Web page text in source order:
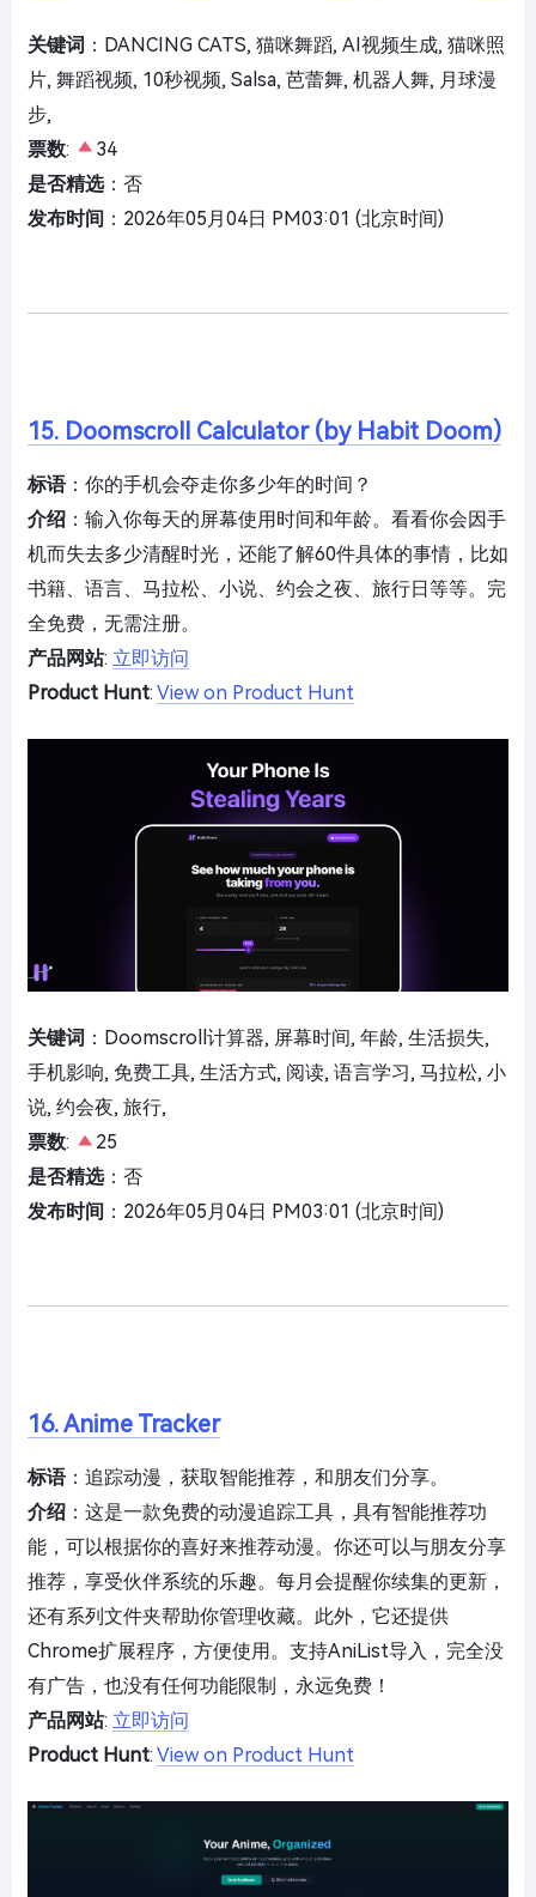
关键词 ：DANCING CATS, 猫咪舞蹈, AI视频生成, 猫咪照
片, 舞蹈视频, 10秒视频, Salsa, 芭蕾舞, 机器人舞, 月球漫
步,
票数:
34
是否精选：否
发布时间 ：2026年05月04日 PM03:01 (北京时间)
15. Doomscroll Calculator (by Habit Doom)
标语：你的手机会夺走你多少年的时间？
介绍 ：输入你每天的屏幕使用时间和年龄。看看你会因手
机而失去多少清醒时光，还能了解60件具体的事情，比如
书籍、语言、马拉松、小说、约会之夜、旅行日等等。完
全免费，无需注册。
产品网站: 立即访问
Product Hunt: View on Product Hunt
关键词 ：Doomscroll计算器, 屏幕时间, 年龄, 生活损失,
手机影响, 免费工具, 生活方式, 阅读, 语言学习, 马拉松, 小
说, 约会夜, 旅行,
票数:
25
是否精选：否
发布时间 ：2026年05月04日 PM03:01 (北京时间)
16. Anime Tracker
标语：追踪动漫，获取智能推荐，和朋友们分享。
介绍 ：这是一款免费的动漫追踪工具，具有智能推荐功
能，可以根据你的喜好来推荐动漫。你还可以与朋友分享
推荐，享受伙伴系统的乐趣。每月会提醒你续集的更新，
还有系列文件夹帮助你管理收藏。此外，它还提供
Chrome扩展程序，方便使用。支持AniList导入，完全没
有广告，也没有任何功能限制，永远免费！
产品网站: 立即访问
Product Hunt: View on Product Hunt